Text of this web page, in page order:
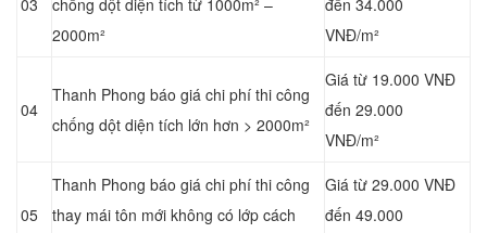
03
chống dột diện tích từ 1000m² –
2000m²
đến 34.000
VNĐ/m²
04
Thanh Phong báo giá chi phí thi công
chống dột diện tích lớn hơn > 2000m²
Giá từ 19.000 VNĐ
đến 29.000
VNĐ/m²
05
Thanh Phong báo giá chi phí thi công
thay mái tôn mới không có lớp cách
Giá từ 29.000 VNĐ
đến 49.000